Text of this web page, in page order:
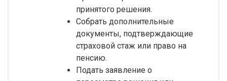
принятого решения.
Собрать дополнительные
документы, подтверждающие
страховой стаж или право на
пенсию.
Подать заявление о